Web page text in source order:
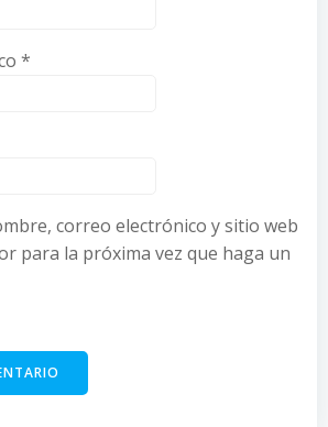
*
correo electrónico y sitio web
para la próxima vez que haga un